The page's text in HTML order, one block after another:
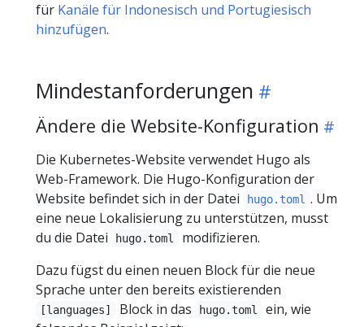
für Kanäle für Indonesisch und Portugiesisch
hinzufügen.
Mindestanforderungen
Ändere die Website-Konfiguration
Die Kubernetes-Website verwendet Hugo als
Web-Framework. Die Hugo-Konfiguration der
Website befindet sich in der Datei
hugo.toml . Um
eine neue Lokalisierung zu unterstützen, musst
du die Datei
hugo.toml
modifizieren.
Dazu fügst du einen neuen Block für die neue
Sprache unter den bereits existierenden
[languages] Block in das hugo.toml
ein, wie